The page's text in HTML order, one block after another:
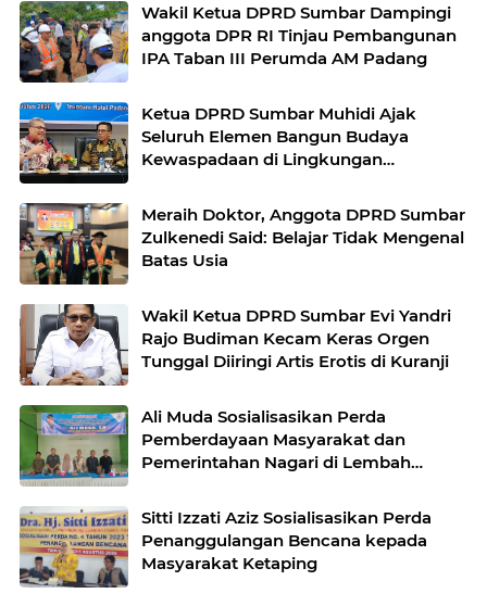
Wakil Ketua DPRD Sumbar Dampingi
anggota DPR RI Tinjau Pembangunan
IPA Taban III Perumda AM Padang
Ketua DPRD Sumbar Muhidi Ajak
Seluruh Elemen Bangun Budaya
Kewaspadaan di Lingkungan
Meraih Doktor, Anggota DPRD Sumbar
Zulkenedi Said: Belajar Tidak Mengenal
Batas Usia
Wakil Ketua DPRD Sumbar Evi Yandri
Rajo Budiman Kecam Keras Orgen
Tunggal Diiringi Artis Erotis di Kuranji
Ali Muda Sosialisasikan Perda
Pemberdayaan Masyarakat dan
Pemerintahan Nagari di Lembah
Sitti Izzati Aziz Sosialisasikan Perda
Penanggulangan Bencana kepada
Masyarakat Ketaping